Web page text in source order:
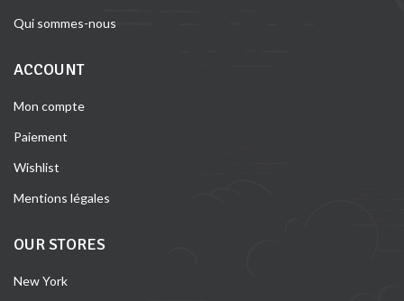
Qui sommes-nous
ACCOUNT
Mon compte
Paiement
Wishlist
Mentions légales
OUR STORES
New York